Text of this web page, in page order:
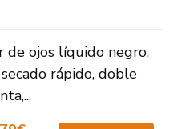
de ojos líquido negro,
rápido, doble